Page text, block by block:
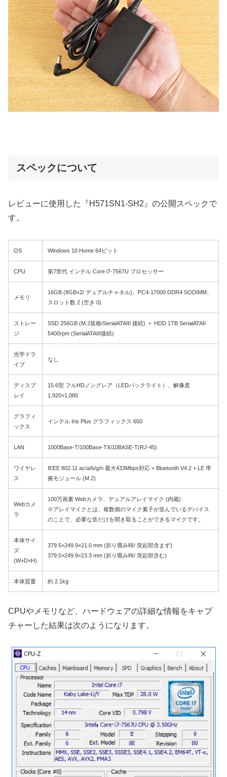
スペックについて
レビューに使用した『H571SN1-SH2』の公開スペックで
す。
OS Windows 10 Home 64ビット
CPU 第7世代 インテル Core i7-7567U プロセッサー
メモリ
16GB (8GB×2/ デュアルチャネル)、PC4-17000 DDR4 SODIMM、
スロット数 2 (空き 0)
ストレー
ジ
SSD 256GB (M.2規格/SerialATAIII 接続) ＋ HDD 1TB SerialATAII
5400rpm (SerialATAIII接続)
光学ドラ
イブ
なし
ディスプ
レイ
15.6型 フルHDノングレア（LEDバックライト）、解像度
1,920×1,080
グラフィ
ックス
インテル Iris Plus グラフィックス 650
LAN 1000Base-T/100Base-TX/10BASE-T(RJ-45)
ワイヤレ
ス
IEEE 802.11 ac/a/b/g/n 最大433Mbps対応 + Bluetooth V4.2 + LE 準
拠モジュール (M.2)
Webカメ
ラ
100万画素 Webカメラ、デュアルアレイマイク (内蔵)
※アレイマイクとは、複数個のマイク素子が並んでいるデバイス
のことで、必要な音だけを聞き取ることができるマイクです。
本体サイ
ズ
(W×D×H)
379.5×249.9×21.0 mm (折り畳み時/ 突起部含まず)
379.5×249.9×23.3 mm (折り畳み時/ 突起部含む)
本体質量 約 2.1kg
CPUやメモリなど、ハードウェアの詳細な情報をキャプ
チャーした結果は次のようになります。